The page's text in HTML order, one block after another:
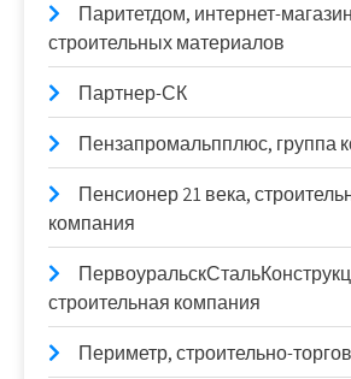
Паритетдом, интернет-магазин
строительных материалов
Партнер-СК
Пензапромальпплюс, группа
Пенсионер 21 века,
компания
строительная компания
Периметр, строительно-